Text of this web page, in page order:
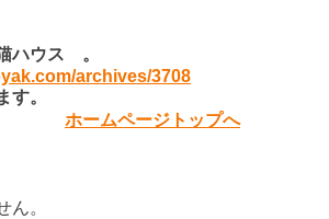
ハウス 。
archives/3708
す。
ホームページトップへ
ん。